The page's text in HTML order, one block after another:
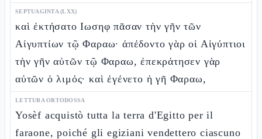
SEPTUAGINTA (LXX)
καὶ ἐκτήσατο Ιωσηφ πᾶσαν τὴν γῆν τῶν
Αἰγυπτίων τῷ Φαραω· ἀπέδοντο γὰρ οἱ Αἰγύπτιοι
τὴν γῆν αὐτῶν τῷ Φαραω, ἐπεκράτησεν γὰρ
αὐτῶν ὁ λιμός· καὶ ἐγένετο ἡ γῆ Φαραω,
LETTURA ORTODOSSA
Yosèf acquistò tutta la terra d'Egitto per il
faraone, poiché gli egiziani vendettero ciascuno